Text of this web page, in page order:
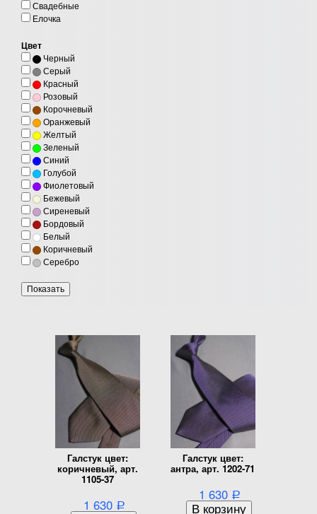
Свадебные
Елочка
Цвет
Черный
Серый
Красный
Розовый
Корочневый
Оранжевый
Желтый
Зеленый
Синий
Голубой
Фиолетовый
Бежевый
Сиреневый
Бордовый
Белый
Коричневый
Серебро
Галстук цвет:
коричневый, арт.
1105-37
1 630 Р
Галстук цвет:
антра, арт. 1202-71
1 630 Р